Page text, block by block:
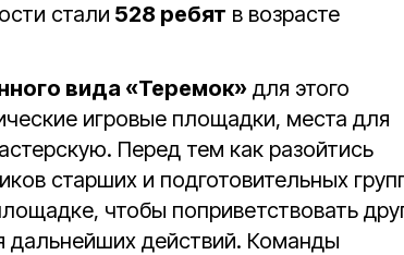
стали 528 ребят в возрасте
вида «Теремок» для этого
игровые площадки, места для
Перед тем как разойтись
старших и подготовительных
чтобы поприветствовать
дальнейших действий. Команды